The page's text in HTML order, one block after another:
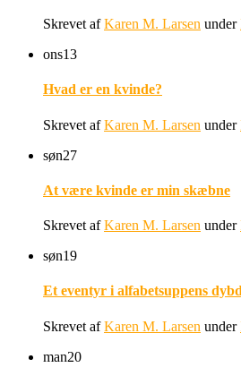
Skrevet afKaren M. Larsen under
ons13
Hvad er en kvinde?
Skrevet afKaren M. Larsen under
søn27
At være kvinde er min skæbne
Skrevet afKaren M. Larsen under
søn19
Et eventyr i alfabetsuppens
Skrevet afKaren M. Larsen under
man20